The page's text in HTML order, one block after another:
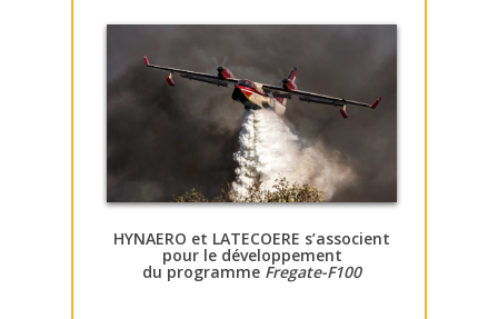
HYNAERO et LATECOERE s’associent
pour le développement
du programme Fregate-F100